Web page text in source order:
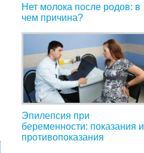
Нет молока после родов: в
чем причина?
Эпилепсия при
беременности: показания и
противопоказания